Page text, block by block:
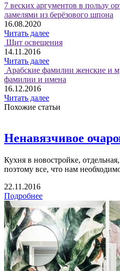
7 веских аргументов в пользу
ламелями из берёзового шпона
16.08.2020
Читать далее
Щит освещения
14.11.2016
Читать далее
Арабские фамилии женские и
фамилии и имена
16.12.2016
Читать далее
Похожие статьи
Ненавязчивое
Кухня в новостройке,
поэтому все, что нам
22.11.2016
Подробнее